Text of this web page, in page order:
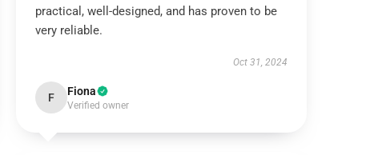
practical, well-designed, and has proven to be
very reliable.
Oct 31, 2024
F Fiona
Verified owner